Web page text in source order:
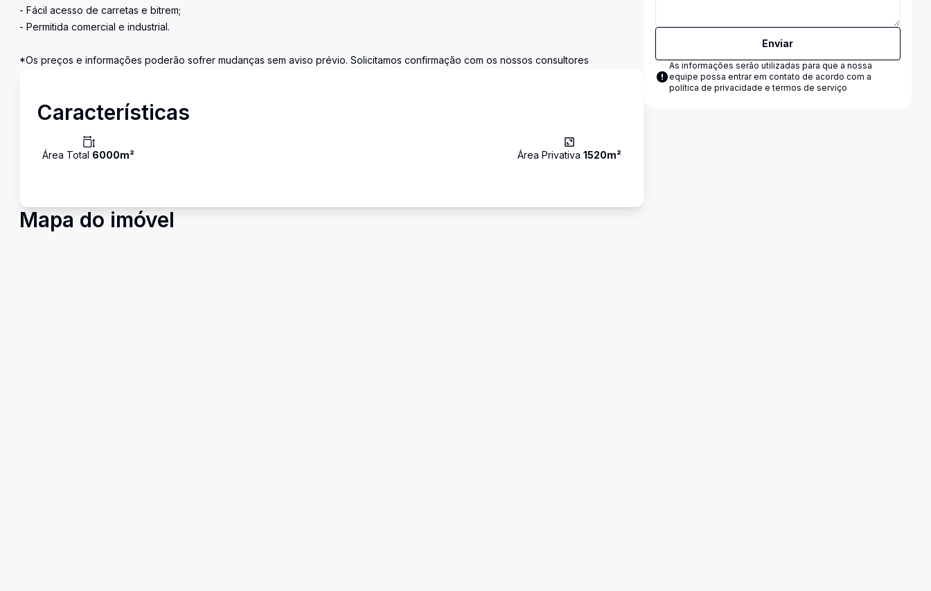
- Fácil acesso de carretas e bitrem;
- Permitida comercial e industrial.
*Os preços e informações poderão sofrer mudanças sem aviso prévio. Solicitamos confirmação com os nossos consultores
Características
Área Total 6000m² Área Privativa 1520m²
Mapa do imóvel
Enviar
As informações serão utilizadas para que a nossa
equipe possa entrar em contato de acordo com a
política de privacidade e termos de serviço